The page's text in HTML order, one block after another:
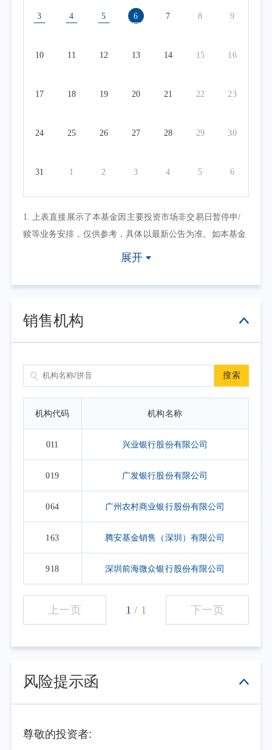
3 4 5 6 7 8 9
10 11 12 13 14 15 16
17 18 19 20 21 22 23
24 25 26 27 28 29 30
31 1 2 3 4 5 6
1. 上表直接展示了本基金因主要投资市场非交易日暂停申/
赎等业务安排，仅供参考，具体以最新公告为准。如本基金
因其他原因暂停申/赎等业务或有其他交易状态限制的，可点
2. 上表默认展示一个自然月的开放日安排，如需要查询本基
间区间。
展开
销售机构
搜索
机构代码 机构名称
011 兴业银行股份有限公司
019 广发银行股份有限公司
064 广州农村商业银行股份有限公司
163 腾安基金销售（深圳）有限公司
918 深圳前海微众银行股份有限公司
上一页 1 / 1 下一页
风险提示函
尊敬的投资者: